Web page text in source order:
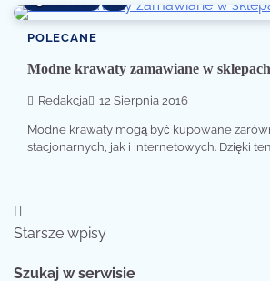
POLECANE
Modne krawaty zamawiane w
Redakcja 12 Sierpnia 2016
Modne krawaty mogą być kupowane
stacjonarnych, jak i internetowych. Dzięki
Nawigacja
Starsze wpisy
Szukaj w serwisie